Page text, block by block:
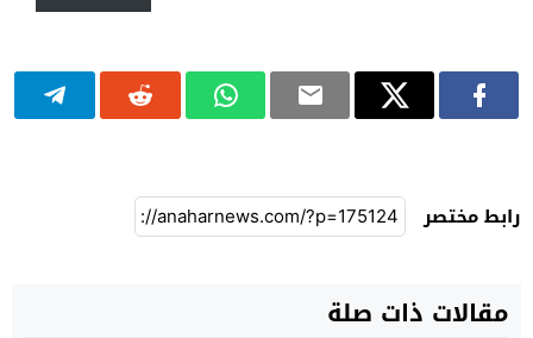
رابط مختصر
مقالات ذات صلة